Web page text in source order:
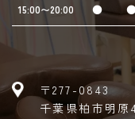
15:00〜20:00 ●
〒277-0843
千葉県柏市明